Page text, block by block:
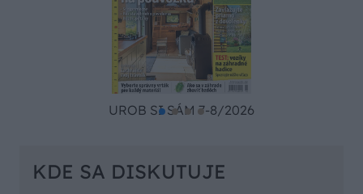
UROB SI SÁM 7-8/2026
KDE SA DISKUTUJE